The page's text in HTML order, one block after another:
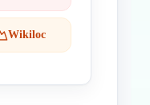
Wikiloc